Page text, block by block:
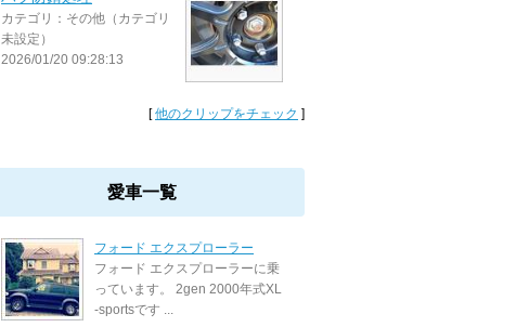
カテゴリ：その他（カテゴリ
未設定）
2026/01/20 09:28:13
[他のクリップをチェック ]
愛車一覧
フォード エクスプローラー
フォード エクスプローラーに乗
っています。 2gen 2000年式XL
-sportsです ...